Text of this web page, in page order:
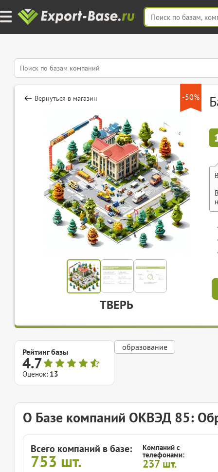
-50%
Вернуться в магазин
ТВЕРЬ
Рейтинг базы
4.7
Оценок: 13
образование
О Базе компаний ОКВЭД 85:
Всего компаний в базе:
753 шт.
Компаний с
телефонами:
237 шт.